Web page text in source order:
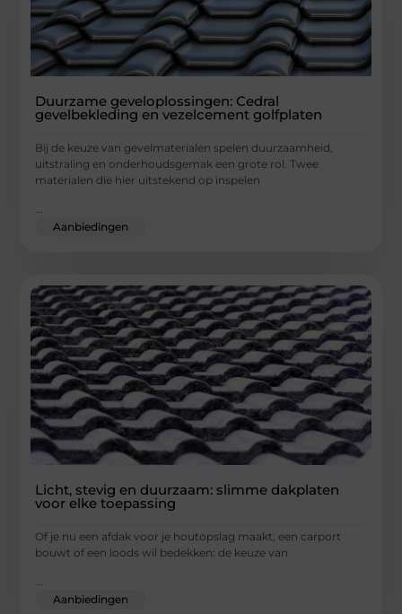
Duurzame geveloplossingen: Cedral
gevelbekleding en vezelcement golfplaten
Bij de keuze van gevelmaterialen spelen duurzaamheid,
uitstraling en onderhoudsgemak een grote rol. Twee
materialen die hier uitstekend op inspelen
...
Aanbiedingen
Licht, stevig en duurzaam: slimme dakplaten
voor elke toepassing
Of je nu een afdak voor je houtopslag maakt, een carport
bouwt of een loods wil bedekken: de keuze van
...
Aanbiedingen